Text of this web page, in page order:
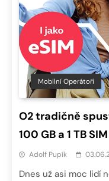
Mobilní Operátoři
O2 tradičně
100 GB a 1 TB SIM
Adolf Pupík
Dnes už asi moc lidí